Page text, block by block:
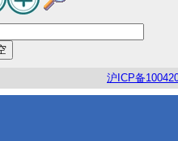
沪 ICP备